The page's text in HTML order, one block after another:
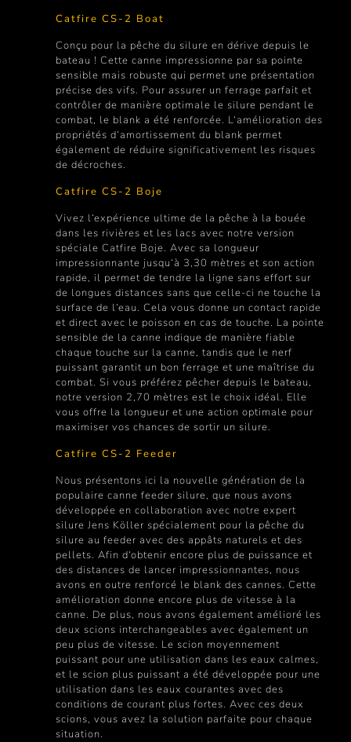
Catfire CS-2 Boat
Conçu pour la pêche du silure en dérive depuis le
bateau ! Cette canne impressionne par sa pointe
sensible mais robuste qui permet une présentation
précise des vifs. Pour assurer un ferrage parfait et
contrôler de manière optimale le silure pendant le
combat, le blank a été renforcée. L‘amélioration des
propriétés d‘amortissement du blank permet
également de réduire significativement les risques
de décroches.
Catfire CS-2 Boje
Vivez l‘expérience ultime de la pêche à la bouée
dans les rivières et les lacs avec notre version
spéciale Catfire Boje. Avec sa longueur
impressionnante jusqu‘à 3,30 mètres et son action
rapide, il permet de tendre la ligne sans effort sur
de longues distances sans que celle-ci ne touche la
surface de l‘eau. Cela vous donne un contact rapide
et direct avec le poisson en cas de touche. La pointe
sensible de la canne indique de manière fiable
chaque touche sur la canne, tandis que le nerf
puissant garantit un bon ferrage et une maîtrise du
combat. Si vous préférez pêcher depuis le bateau,
notre version 2,70 mètres est le choix idéal. Elle
vous offre la longueur et une action optimale pour
maximiser vos chances de sortir un silure.
Catfire CS-2 Feeder
Nous présentons ici la nouvelle génération de la
populaire canne feeder silure, que nous avons
développée en collaboration avec notre expert
silure Jens Köller spécialement pour la pêche du
silure au feeder avec des appâts naturels et des
pellets. Afin d‘obtenir encore plus de puissance et
des distances de lancer impressionnantes, nous
avons en outre renforcé le blank des cannes. Cette
amélioration donne encore plus de vitesse à la
canne. De plus, nous avons également amélioré les
deux scions interchangeables avec également un
peu plus de vitesse. Le scion moyennement
puissant pour une utilisation dans les eaux calmes,
et le scion plus puissant a été développée pour une
utilisation dans les eaux courantes avec des
conditions de courant plus fortes. Avec ces deux
scions, vous avez la solution parfaite pour chaque
situation.